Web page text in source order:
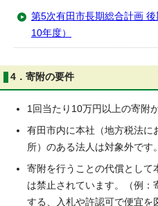
第5次有田市長期総合計画
10年度）
4．寄附の要件
1回当たり10万円以上の寄附
有田市内に本社（地方税法に
所）のある法人は対象外です。
寄附を行うことの代償として
は禁止されています。（例
する、入札や許認可で便宜を